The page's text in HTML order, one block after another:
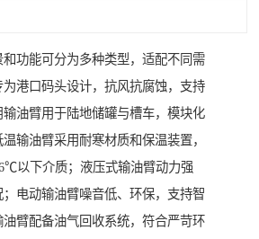
功能可分为多种类型，适配不同需
港口码头设计，抗风抗腐蚀，支持
油臂用于陆地储罐与槽车，模块化
输油臂采用耐寒材质和保温装置，
以下介质；液压式输油臂动力强
电动输油臂噪音低、环保，支持智
臂配备油气回收系统，符合严苛环